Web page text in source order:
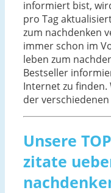
informiert bist,
pro Tag
zum nachdenken
immer schon im
leben zum
Bestseller
Internet zu
der verschiedenen
Unsere
zitate